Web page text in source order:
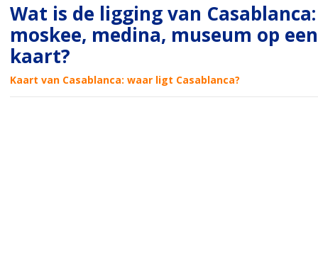
Wat is de ligging van Casablanca:
moskee, medina, museum op een
kaart?
Kaart van Casablanca: waar ligt Casablanca?